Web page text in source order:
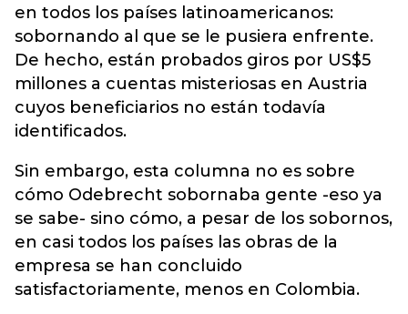
en todos los países latinoamericanos:
sobornando al que se le pusiera enfrente.
De hecho, están probados giros por US$5
millones a cuentas misteriosas en Austria
cuyos beneficiarios no están todavía
identificados.
Sin embargo, esta columna no es sobre
cómo Odebrecht sobornaba gente -eso ya
se sabe- sino cómo, a pesar de los sobornos,
en casi todos los países las obras de la
empresa se han concluido
satisfactoriamente, menos en Colombia.